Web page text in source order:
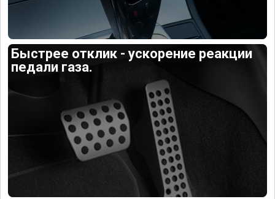
Быстрее отклик - ускорение реакции
педали газа.